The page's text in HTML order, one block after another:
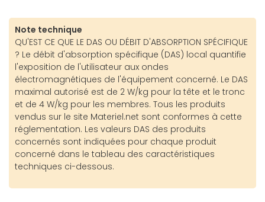
Note technique
QU'EST CE QUE LE DAS OU DÉBIT D'ABSORPTION SPÉCIFIQUE
? Le débit d'absorption spécifique (DAS) local quantifie
l'exposition de l'utilisateur aux ondes
électromagnétiques de l'équipement concerné. Le DAS
maximal autorisé est de 2 W/kg pour la tête et le tronc
et de 4 W/kg pour les membres. Tous les produits
vendus sur le site Materiel.net sont conformes à cette
réglementation. Les valeurs DAS des produits
concernés sont indiquées pour chaque produit
concerné dans le tableau des caractéristiques
techniques ci-dessous.